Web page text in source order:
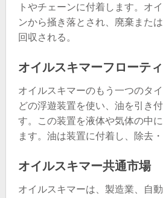
トやチェーンに付着します。オ
ンから掻き落とされ、廃棄また
回収される。
オイルスキマーフローテ
オイルスキマーのもう一つのタ
どの浮遊装置を使い、油を引き
す。この装置を液体や気体の中
ます。油は装置に付着し、除去・
オイルスキマー共通市場
オイルスキマーは、製造業、自